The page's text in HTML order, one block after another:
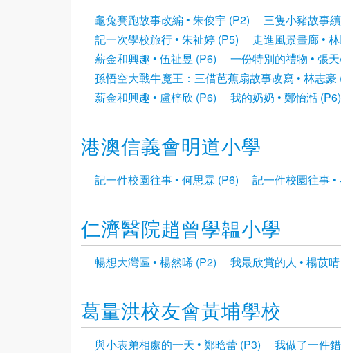
龜兔賽跑故事改編 • 朱俊宇 (P2) 三隻小豬故事
記一次學校旅行 • 朱祉婷 (P5)
走進風景畫廊 •
薪金和興趣 • 伍祉昱 (P6)
一份特別的禮物 • 張
孫悟空大戰牛魔王：三借芭蕉扇故事改寫 • 林志豪
薪金和興趣 • 盧梓欣 (P6)
我的奶奶 • 鄭怡湉 (P6)
港澳信義會明道小學
記一件校園往事 • 何思霖 (P6) 記一件校園往事 •
仁濟醫院趙曾學韞小學
暢想大灣區 • 楊然晞 (P2) 我最欣賞的人 • 楊苡
葛量洪校友會黃埔學校
與小表弟相處的一天 • 鄭晗蕾 (P3) 我做了一件